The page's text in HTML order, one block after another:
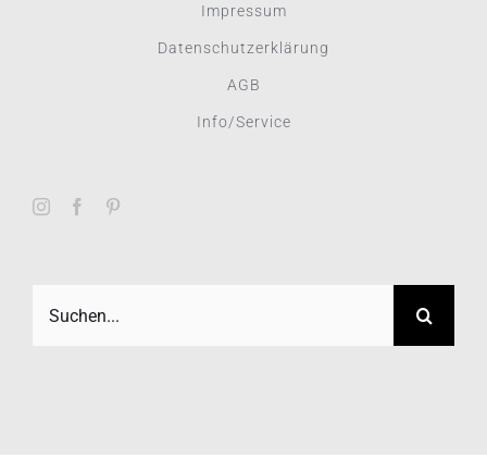
Impressum
Datenschutzerklärung
AGB
Info/Service
nach: